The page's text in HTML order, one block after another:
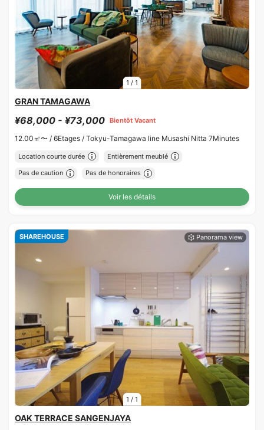
1 / 1
GRAN TAMAGAWA
¥68,000 - ¥73,000 Bientôt Vacant
12.00㎡〜 / 6Etages / Tokyu-Tamagawa line Musashi Nitta 7Minutes
Location courte durée Entièrement meublé
Pas de caution Pas de honoraires
Voir les détails
1 / 1
SHAREHOUSE
OAK TERRACE SANGENJAYA